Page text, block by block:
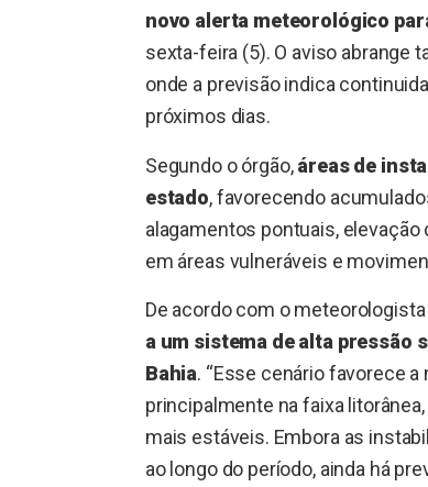
novo alerta meteorológico
sexta-feira (5). O aviso abrange
onde a previsão indica
próximos dias.
Segundo o órgão,áreas de
estado, favorecendo
alagamentos pontuais,
em áreas vulneráveis e
De acordo com o
a um sistema de alta pressão
Bahia. “Esse cenário favorece
principalmente na faixa
mais estáveis. Embora as
ao longo do período, ainda há